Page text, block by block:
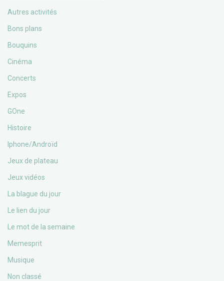
Autres activités
Bons plans
Bouquins
Cinéma
Concerts
Expos
GOne
Histoire
Iphone/Androïd
Jeux de plateau
Jeux vidéos
La blague du jour
Le lien du jour
Le mot de la semaine
Memesprit
Musique
Non classé